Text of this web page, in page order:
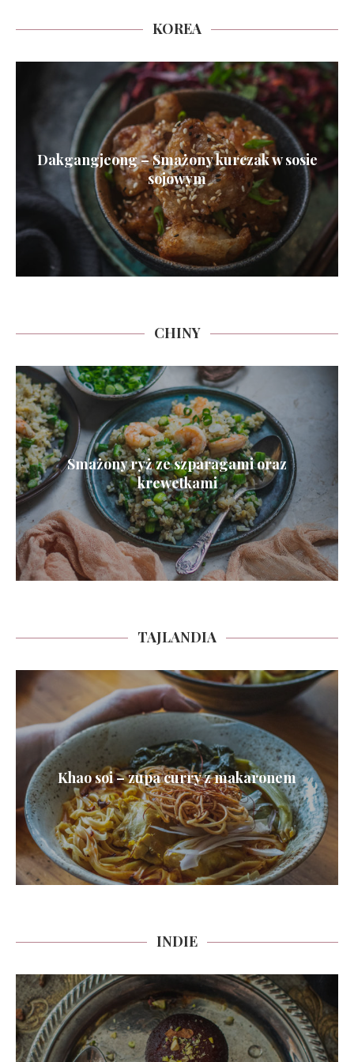
KOREA
Dakgangjeong – Smażony kurczak w sosie
sojowym
CHINY
Smażony ryż ze szparagami oraz
krewetkami
TAJLANDIA
Khao soi – zupa curry z makaronem
INDIE